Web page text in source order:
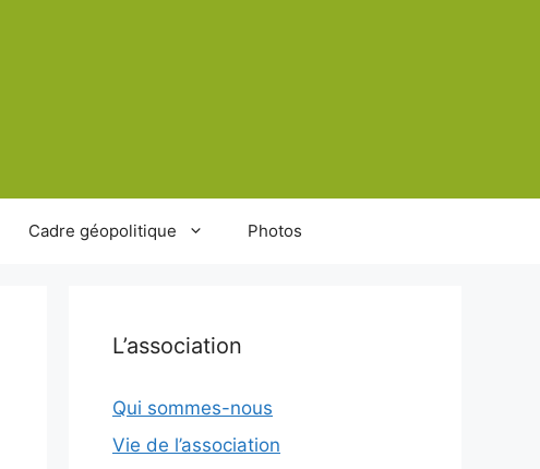
Cadre géopolitique Photos
L’association
Qui sommes-nous
Vie de l’association